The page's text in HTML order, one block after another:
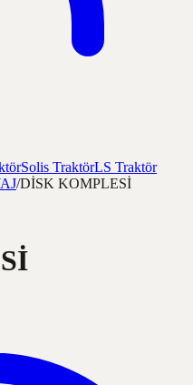
Solis TraktörLS Traktör
/DİSK KOMPLESİ